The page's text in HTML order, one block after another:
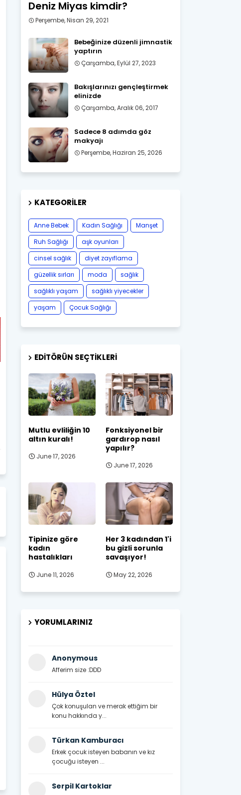
Deniz Miyas kimdir?
Perşembe, Nisan 29, 2021
Bebeğinize düzenli jimnastik
yaptırın
Çarşamba, Eylül 27, 2023
Bakışlarınızı gençleştirmek
elinizde
Çarşamba, Aralık 06, 2017
Sadece 8 adımda göz
makyajı
Perşembe, Haziran 25, 2026
KATEGORILER
Anne Bebek Kadın Sağlığı
Manşet
Ruh Sağlığı
aşk oyunları
cinsel sağlık
diyet zayıflama
güzellik sırları
moda
sağlık
sağlıklı yaşam
sağlıklı yiyecekler
yaşam
Çocuk Sağlığı
EDITÖRÜN SEÇTIKLERI
Mutlu evliliğin 10
altın kuralı!
June 17, 2026
Fonksiyonel bir
gardırop nasıl
yapılır?
June 17, 2026
Tipinize göre
kadın
hastalıkları
June 11, 2026
Her 3 kadından 1'i
bu gizli sorunla
savaşıyor!
May 22, 2026
YORUMLARINIZ
Anonymous
Afferim size :DDD
Hülya Öztel
Çok konuşulan ve merak ettiğim bir
konu hakkında y...
Türkan Kamburacı
Erkek çocuk isteyen babanın ve kız
çocuğu isteyen ...
Serpil Kartoklar